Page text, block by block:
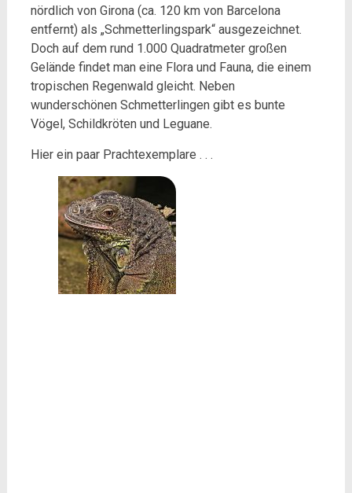
nördlich von Girona (ca. 120 km von Barcelona
entfernt) als „Schmetterlingspark“ ausgezeichnet.
Doch auf dem rund 1.000 Quadratmeter großen
Gelände findet man eine Flora und Fauna, die einem
tropischen Regenwald gleicht. Neben
wunderschönen Schmetterlingen gibt es bunte
Vögel, Schildkröten und Leguane.
Hier ein paar Prachtexemplare . . .